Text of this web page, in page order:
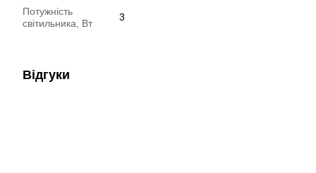
Потужність
світильника, Вт
3
Відгуки